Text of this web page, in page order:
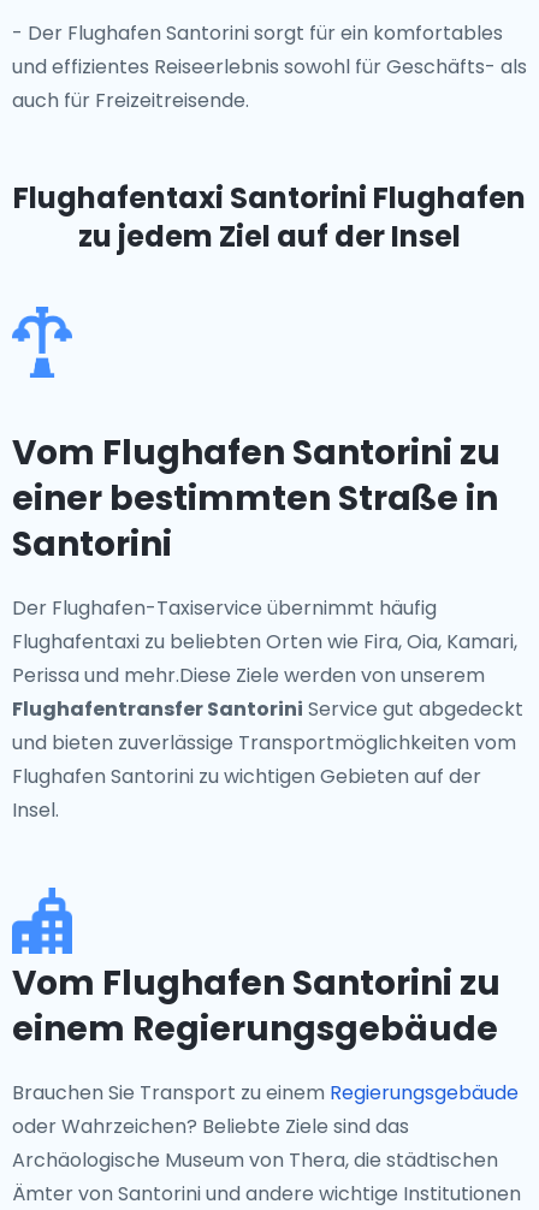
- Der Flughafen Santorini sorgt für ein komfortables
und effizientes Reiseerlebnis sowohl für Geschäfts- als
auch für Freizeitreisende.
Flughafentaxi Santorini Flughafen
zu jedem Ziel auf der Insel
Vom Flughafen Santorini zu
einer bestimmten Straße in
Santorini
Der Flughafen-Taxiservice übernimmt häufig
Flughafentaxi zu beliebten Orten wie Fira, Oia, Kamari,
Perissa und mehr.Diese Ziele werden von unserem
Flughafentransfer Santorini Service gut abgedeckt
und bieten zuverlässige Transportmöglichkeiten vom
Flughafen Santorini zu wichtigen Gebieten auf der
Insel.
Vom Flughafen Santorini zu
einem Regierungsgebäude
Brauchen Sie Transport zu einem Regierungsgebäude
oder Wahrzeichen? Beliebte Ziele sind das
Archäologische Museum von Thera, die städtischen
Ämter von Santorini und andere wichtige Institutionen